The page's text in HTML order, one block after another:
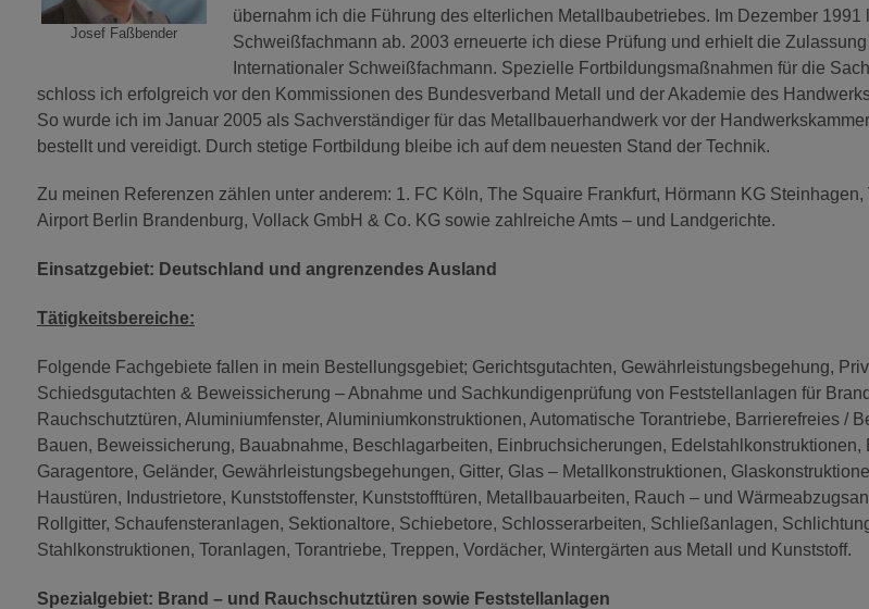
Josef Faßbender
übernahm ich die Führung des elterlichen Metallbaubetriebes. Im Dezember
Schweißfachmann ab. 2003 erneuerte ich diese Prüfung und erhielt die
Internationaler Schweißfachmann. Spezielle Fortbildungsmaßnahmen für die
schloss ich erfolgreich vor den Kommissionen des Bundesverband Metall und der Akademie des
So wurde ich im Januar 2005 als Sachverständiger für das Metallbauerhandwerk vor der
bestellt und vereidigt. Durch stetige Fortbildung bleibe ich auf dem neuesten Stand der Technik.
Zu meinen Referenzen zählen unter anderem: 1. FC Köln, The Squaire Frankfurt, Hörmann KG
Airport Berlin Brandenburg, Vollack GmbH & Co. KG sowie zahlreiche Amts – und Landgerichte.
Einsatzgebiet: Deutschland und angrenzendes Ausland
Tätigkeitsbereiche:
Folgende Fachgebiete fallen in mein Bestellungsgebiet; Gerichtsgutachten, Gewährleistungsbegehung,
Schiedsgutachten & Beweissicherung – Abnahme und Sachkundigenprüfung von Feststellanlagen für
Rauchschutztüren, Aluminiumfenster, Aluminiumkonstruktionen, Automatische Torantriebe, Barrierefreies /
Bauen, Beweissicherung, Bauabnahme, Beschlagarbeiten, Einbruchsicherungen, Edelstahlkonstruktionen,
Garagentore, Geländer, Gewährleistungsbegehungen, Gitter, Glas – Metallkonstruktionen,
Haustüren, Industrietore, Kunststoffenster, Kunststofftüren, Metallbauarbeiten, Rauch – und
Rollgitter, Schaufensteranlagen, Sektionaltore, Schiebetore, Schlosserarbeiten, Schließanlagen,
Stahlkonstruktionen, Toranlagen, Torantriebe, Treppen, Vordächer, Wintergärten aus Metall und Kunststoff.
Spezialgebiet: Brand – und Rauchschutztüren sowie Feststellanlagen